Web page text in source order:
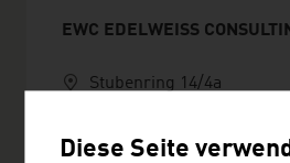
EWC EDELWEISS
Stubenring 14/4a
Österreich
Diese Seite